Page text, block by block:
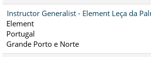
Instructor Generalist - Element Leça da
Element
Portugal
Grande Porto e Norte